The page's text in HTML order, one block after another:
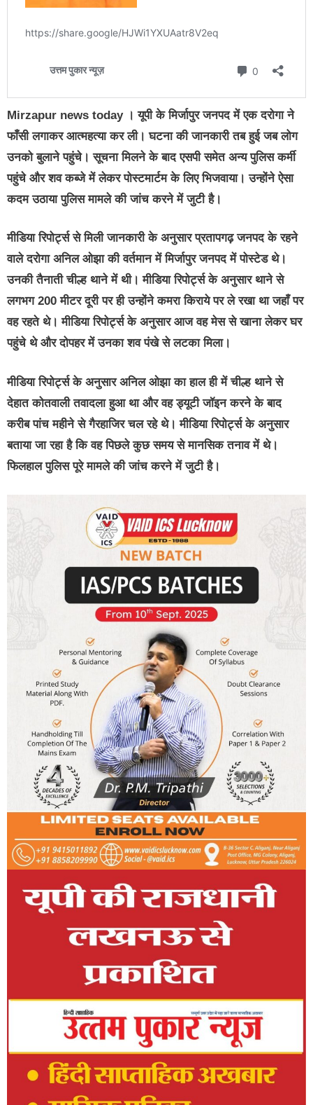
Mirzapur news today । यूपी के मिर्जापुर जनपद में एक दरोगा ने
फाँसी लगाकर आत्महत्या कर ली। घटना की जानकारी तब हुई जब लोग
उनको बुलाने पहुंचे। सूचना मिलने के बाद एसपी समेत अन्य पुलिस कर्मी
पहुंचे और शव कब्जे में लेकर पोस्टमार्टम के लिए भिजवाया। उन्होंने ऐसा
कदम उठाया पुलिस मामले की जांच करने में जुटी है।
मीडिया रिपोर्ट्स से मिली जानकारी के अनुसार प्रतापगढ़ जनपद के रहने
वाले दरोगा अनिल ओझा की वर्तमान में मिर्जापुर जनपद में पोस्टेड थे।
उनकी तैनाती चील्ह थाने में थी। मीडिया रिपोर्ट्स के अनुसार थाने से
लगभग 200 मीटर दूरी पर ही उन्होंने कमरा किराये पर ले रखा था जहाँ पर
वह रहते थे। मीडिया रिपोर्ट्स के अनुसार आज वह मेस से खाना लेकर घर
पहुंचे थे और दोपहर में उनका शव पंखे से लटका मिला।
मीडिया रिपोर्ट्स के अनुसार अनिल ओझा का हाल ही में चील्ह थाने से
देहात कोतवाली तवादला हुआ था और वह ड्यूटी जॉइन करने के बाद
करीब पांच महीने से गैरहाजिर चल रहे थे। मीडिया रिपोर्ट्स के अनुसार
बताया जा रहा है कि वह पिछले कुछ समय से मानसिक तनाव में थे।
फिलहाल पुलिस पूरे मामले की जांच करने में जुटी है।